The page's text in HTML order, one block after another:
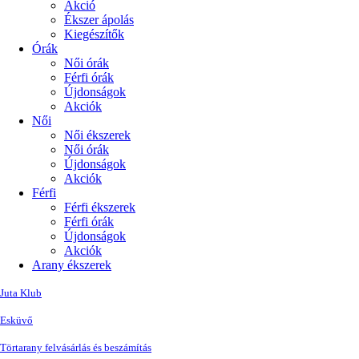
Akció
Ékszer ápolás
Kiegészítők
Órák
Női órák
Férfi órák
Újdonságok
Akciók
Női
Női ékszerek
Női órák
Újdonságok
Akciók
Férfi
Férfi ékszerek
Férfi órák
Újdonságok
Akciók
Arany ékszerek
Juta Klub
Esküvő
Törtarany felvásárlás és beszámítás